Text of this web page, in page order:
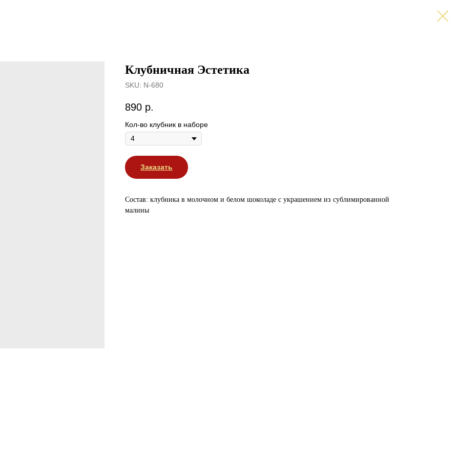
Клубничная Эстетика
SKU: N-680
890 р.
Кол-во клубник в наборе
Заказать
Состав: клубника в молочном и белом шоколаде с украшением из сублимированной
малины